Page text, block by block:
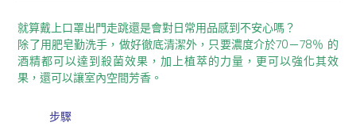
就算戴上口罩出門走跳還是會對日常用品感到不安心嗎？
除了用肥皂勤洗手，做好徹底清潔外，只要濃度介於70－78％ 的
酒精都可以達到殺菌效果，加上植萃的力量，更可以強化其效
果，還可以讓室內空間芳香。
步驟